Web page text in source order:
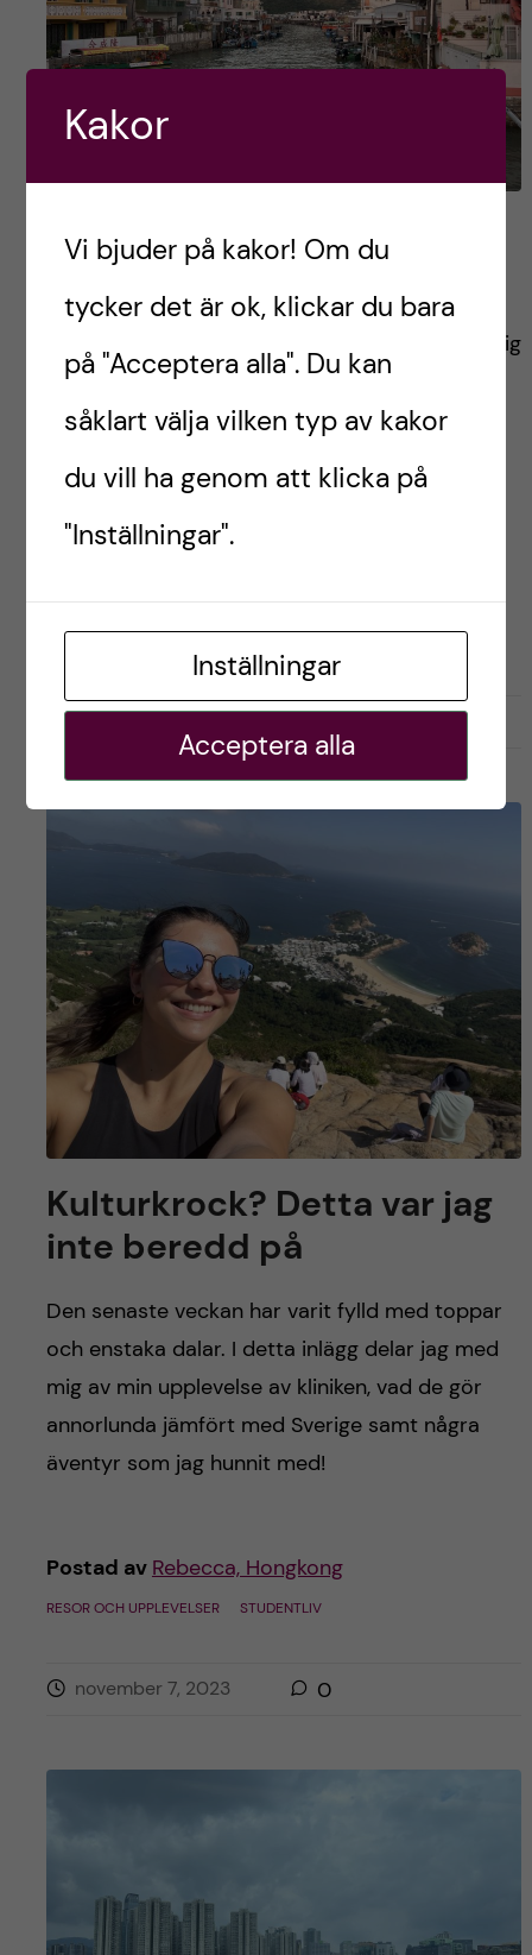
Kära bloggen: En vecka i
Hong Kong
Hej på er! I detta blogginlägg får ni följa med mig
på en hel vecka av mitt utbyte! Bloggen blir en
dagbok och ni får ta del av vad jag gör, hur jag
Varning för långt inlägg!
Postad avRebecca, Hongkong
STUDENTLIV
november 26, 2023
Kulturkrock? Detta var jag
inte beredd på
Den senaste veckan har varit fylld med toppar
och enstaka dalar. I detta inlägg delar jag med
mig av min upplevelse av kliniken, vad de gör
annorlunda jämfört med Sverige samt några
äventyr som jag hunnit med!
Postad av Rebecca, Hongkong
RESOR OCH UPPLEVELSER STUDENTLIV
november 7, 2023 0
Kakor
Vi bjuder på kakor! Om du
tycker det är ok, klickar du bara
på "Acceptera alla". Du kan
såklart välja vilken typ av kakor
du vill ha genom att klicka på
"Inställningar".
Inställningar
Acceptera alla